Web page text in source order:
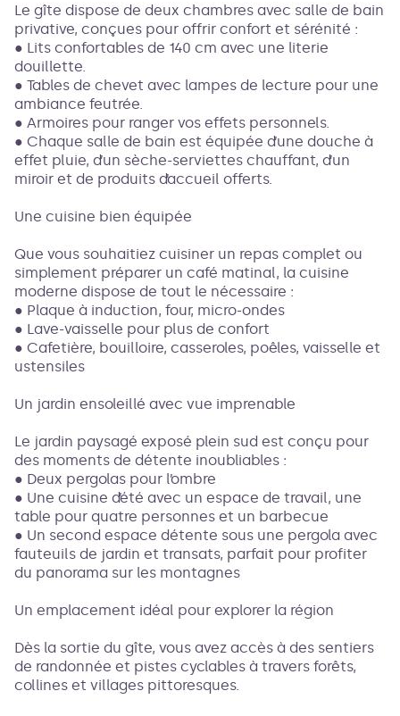
Le gîte dispose de deux chambres avec salle de bain
privative, conçues pour offrir confort et sérénité :
● Lits confortables de 140 cm avec une literie
douillette.
● Tables de chevet avec lampes de lecture pour une
ambiance feutrée.
● Armoires pour ranger vos effets personnels.
● Chaque salle de bain est équipée d’une douche à
effet pluie, d’un sèche-serviettes chauffant, d’un
miroir et de produits d’accueil offerts.
Une cuisine bien équipée
Que vous souhaitiez cuisiner un repas complet ou
simplement préparer un café matinal, la cuisine
moderne dispose de tout le nécessaire :
● Plaque à induction, four, micro-ondes
● Lave-vaisselle pour plus de confort
● Cafetière, bouilloire, casseroles, poêles, vaisselle et
ustensiles
Un jardin ensoleillé avec vue imprenable
Le jardin paysagé exposé plein sud est conçu pour
des moments de détente inoubliables :
● Deux pergolas pour l’ombre
● Une cuisine d’été avec un espace de travail, une
table pour quatre personnes et un barbecue
● Un second espace détente sous une pergola avec
fauteuils de jardin et transats, parfait pour profiter
du panorama sur les montagnes
Un emplacement idéal pour explorer la région
Dès la sortie du gîte, vous avez accès à des sentiers
de randonnée et pistes cyclables à travers forêts,
collines et villages pittoresques.